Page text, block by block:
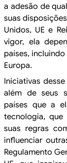
a adesão de
suas
Unidos, UE e
vigor, ela
países,
Europa.
Iniciativas
além de seus
países que a
tecnologia, que
suas regras
influenciar
Regulamento